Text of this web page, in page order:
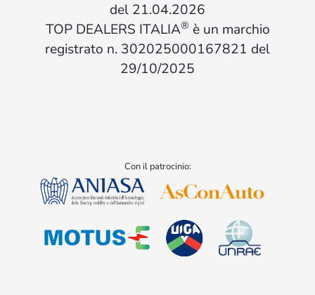
del 21.04.2026
TOP DEALERS ITALIA® è un marchio
registrato n. 302025000167821 del
29/10/2025
Con il patrocinio: